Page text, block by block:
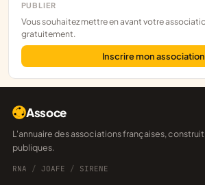
PUBLIER
Vous souhaitez mettre en avant votre association ? Inscrivez-la
gratuitement.
Inscrire mon association
Assoce
L'annuaire des associations françaises, construit sur les données
publiques.
RNA / JOAFE / SIRENE